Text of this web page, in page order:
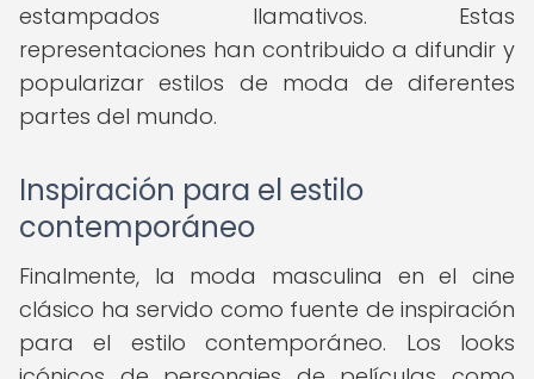
estampados llamativos. Estas
representaciones han contribuido a difundir y
popularizar estilos de moda de diferentes
partes del mundo.
Inspiración para el estilo
contemporáneo
Finalmente, la moda masculina en el cine
clásico ha servido como fuente de inspiración
para el estilo contemporáneo. Los looks